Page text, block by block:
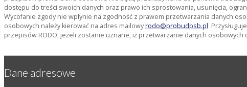
dostępu do treści swoich danych oraz prawo ich sprostowania, usunięcia,
Wycofanie zgody nie wpłynie na zgodność z prawem przetwarzania danych
osobowych należy kierować na adres mailowyrodo@probudpsb.pl
przepisów RODO, jeżeli zostanie uznane, iż przetwarzanie danych
Dane adresowe